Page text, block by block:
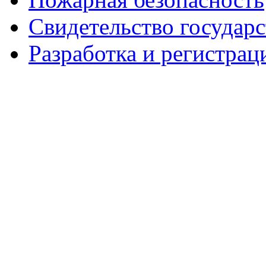
Свидетельство
Разработка и